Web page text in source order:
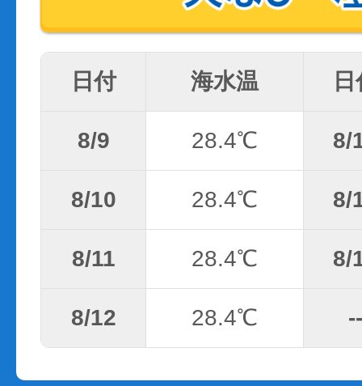
日付 海水温
8/9 28.4℃ 8/
8/10 28.4℃ 8/
8/11 28.4℃ 8/
8/12 28.4℃ --